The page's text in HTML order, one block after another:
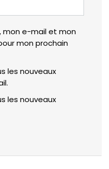
mon e-mail et mon
mon prochain
les nouveaux
les nouveaux